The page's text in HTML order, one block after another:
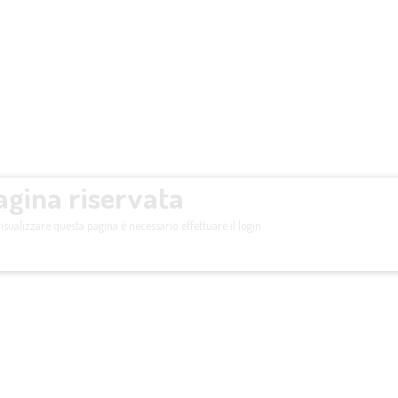
riservata
questa pagina è necessario effettuare il login